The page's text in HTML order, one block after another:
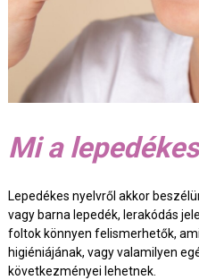
Mi a
Lepedékes nyelvről akkor
vagy barna lepedék, lerakódás
foltok könnyen felismerhetők,
higiéniájának, vagy valamilyen
következményei lehetnek.